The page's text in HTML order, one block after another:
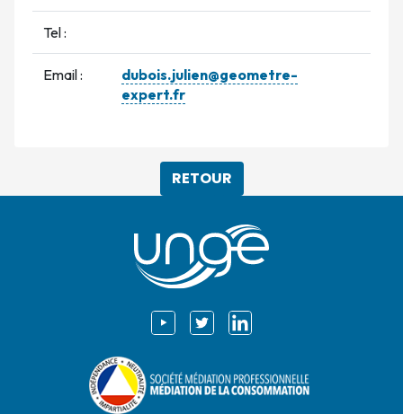
Tel :
Email :
dubois.julien@geometre-
expert.fr
RETOUR